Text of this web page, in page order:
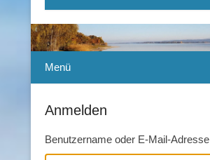
Menü
Anmelden
Benutzername oder E-Mail-Adresse